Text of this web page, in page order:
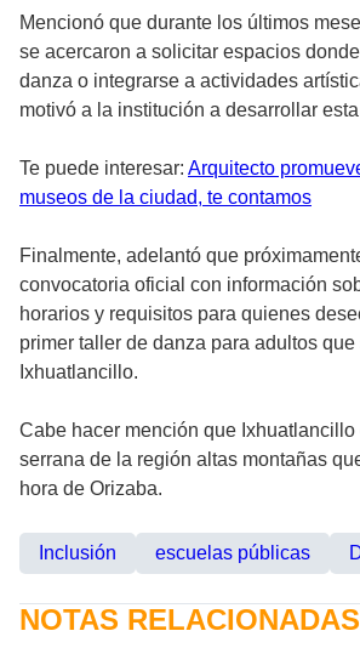
Mencionó que durante los últimos
se acercaron a solicitar espacios
danza o integrarse a actividades
motivó a la institución a desarrollar
Te puede interesar: Arquitecto
museos de la ciudad, te contamos
Finalmente, adelantó que
convocatoria oficial con información
horarios y requisitos para quienes
primer taller de danza para adultos
Ixhuatlancillo.
Cabe hacer mención que Ixhuatlancillo
serrana de la región altas montañas
hora de Orizaba.
Inclusión escuelas públicas
NOTAS RELACIONADAS